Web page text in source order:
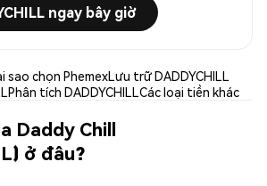
ngay bây giờ
sao chọn PhemexLưu trữ DADDYCHILL
Phân tích DADDYCHILLCác loại tiền khác
Daddy Chill
ở đâu?